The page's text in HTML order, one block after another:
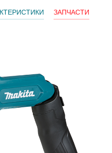
ЗАПЧАСТИ